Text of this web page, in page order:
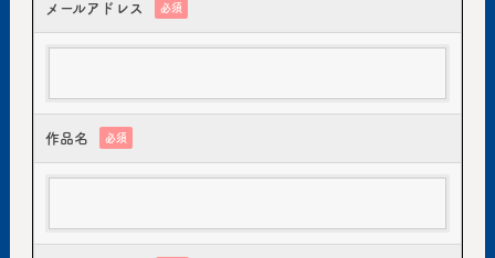
メールアドレス 必須
作品名 必須